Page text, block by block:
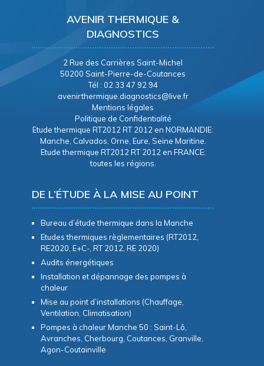
AVENIR THERMIQUE &
DIAGNOSTICS
2 Rue des Carrières Saint-Michel
50200 Saint-Pierre-de-Coutances
Tél : 02 33 47 92 94
avenirthermique.diagnostics@live.fr
Mentions légales
Politique de Confidentialité
Etude thermique RT2012 RT 2012 en NORMANDIE:
Manche, Calvados, Orne, Eure, Seine Maritine.
Etude thermique RT2012 RT 2012 en FRANCE:
toutes les régions.
DE L’ÉTUDE À LA MISE AU POINT
Bureau d’étude thermique dans la Manche
Etudes thermiques règlementaires (RT2012,
RE2020, E+C-, RT 2012, RE 2020)
Audits énergétiques
Installation et dépannage des pompes à
chaleur
Mise au point d’installations (Chauffage,
Ventilation, Climatisation)
Pompes à chaleur Manche 50 : Saint-Lô,
Avranches, Cherbourg, Coutances, Granville,
Agon-Coutainville